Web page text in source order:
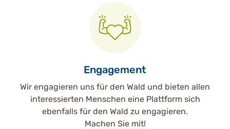
Engagement
Wir engagieren uns für den Wald und bieten allen
interessierten Menschen eine Plattform sich
ebenfalls für den Wald zu engagieren.
Machen Sie mit!